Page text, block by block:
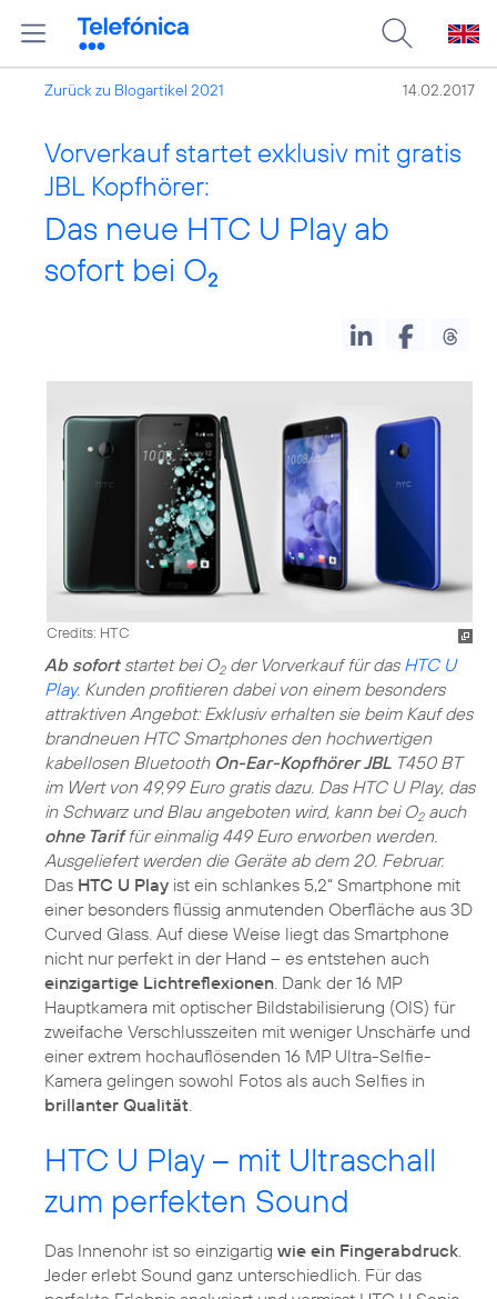
Zurück zu Blogartikel 2021 14.02.2017
Vorverkauf startet exklusiv mit gratis
JBL Kopfhörer:
Das neue HTC U Play ab
sofort bei O2
Credits: HTC
Ab sofortstartet bei O2der Vorverkauf für das HTC U
Play. Kunden profitieren dabei von einem besonders
attraktiven Angebot: Exklusiv erhalten sie beim Kauf des
brandneuen HTC Smartphones den hochwertigen
kabellosen Bluetooth On-Ear-Kopfhörer JBL T450 BT
im Wert von 49,99 Euro gratis dazu. Das HTC U Play, das
in Schwarz und Blau angeboten wird, kann bei O2auch
ohne Tariffür einmalig 449 Euro erworben werden.
Ausgeliefert werden die Geräte ab dem 20. Februar.
Das HTC U Play ist ein schlankes 5,2“ Smartphone mit
einer besonders flüssig anmutenden Oberfläche aus 3D
Curved Glass. Auf diese Weise liegt das Smartphone
nicht nur perfekt in der Hand – es entstehen auch
einzigartige Lichtreflexionen . Dank der 16 MP
Hauptkamera mit optischer Bildstabilisierung (OIS) für
zweifache Verschlusszeiten mit weniger Unschärfe und
einer extrem hochauflösenden 16 MP Ultra-Selfie-
Kamera gelingen sowohl Fotos als auch Selfies in
brillanter Qualität
HTC U Play – mit Ultraschall
zum perfekten Sound
Das Innenohr ist so einzigartig wie ein Fingerabdruck
Jeder erlebt Sound ganz unterschiedlich. Für das